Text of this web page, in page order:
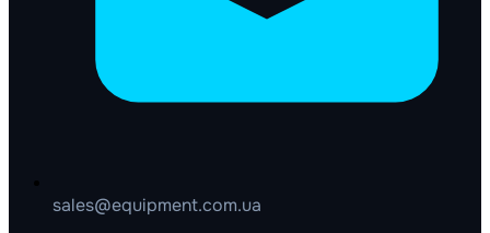
sales@equipment.com.ua